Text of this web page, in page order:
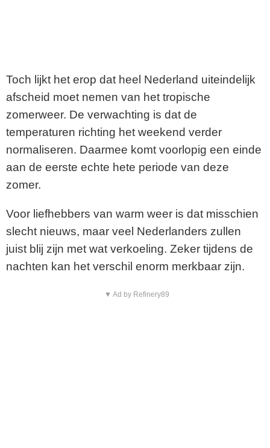
Toch lijkt het erop dat heel Nederland uiteindelijk
afscheid moet nemen van het tropische
zomerweer. De verwachting is dat de
temperaturen richting het weekend verder
normaliseren. Daarmee komt voorlopig een einde
aan de eerste echte hete periode van deze
zomer.
Voor liefhebbers van warm weer is dat misschien
slecht nieuws, maar veel Nederlanders zullen
juist blij zijn met wat verkoeling. Zeker tijdens de
nachten kan het verschil enorm merkbaar zijn.
▼ Ad by Refinery89